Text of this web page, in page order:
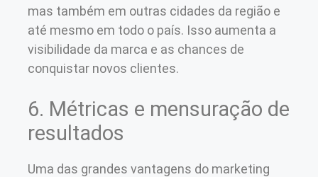
mas também em outras cidades da região e
até mesmo em todo o país. Isso aumenta a
visibilidade da marca e as chances de
conquistar novos clientes.
6. Métricas e mensuração de
resultados
Uma das grandes vantagens do marketing